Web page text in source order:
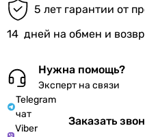
5 лет гарантии от
14 дней на обмен и
Нужна помощь?
Эксперт на связи
Telegram
чат
Viber
Заказать